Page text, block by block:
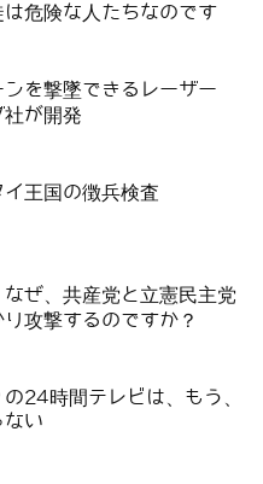
危険な人たちなのです
ンを撃墜できるレーザー
が開発
王国の徴兵検査
なぜ、共産党と立憲民主党
攻撃するのですか？
24時間テレビは、もう、
ない